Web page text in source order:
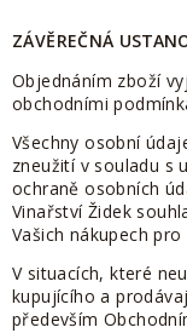
ZÁVĚREČNÁ
Objednáním zboží
obchodními
Všechny osobní
zneužití v souladu s
ochraně osobních
Vinařství Židek
Vašich nákupech
V situacích, které
kupujícího a
především